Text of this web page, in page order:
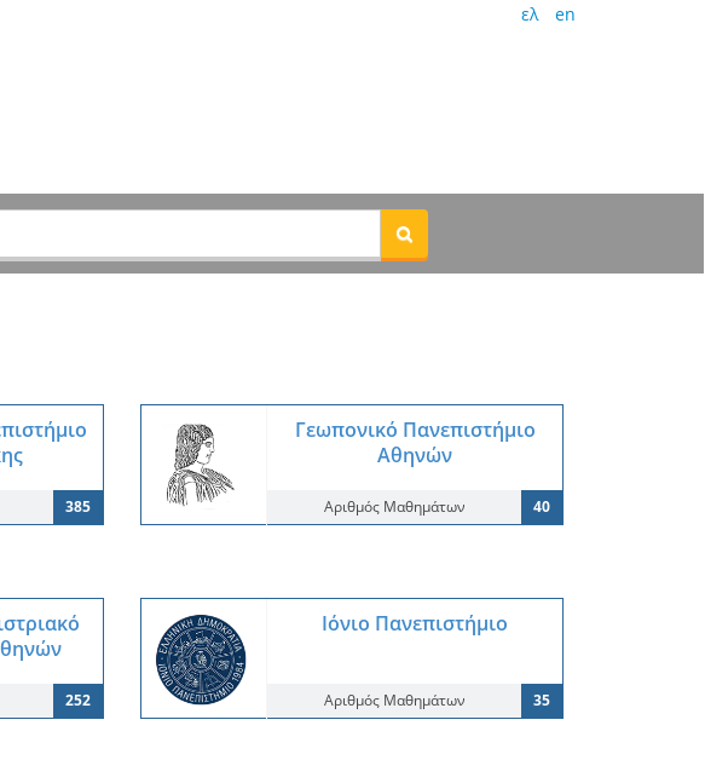
ελ en
385
Γεωπονικό Πανεπιστήμιο
Αθηνών
Αριθμός Μαθημάτων 40
252
Ιόνιο Πανεπιστήμιο
Αριθμός Μαθημάτων 35